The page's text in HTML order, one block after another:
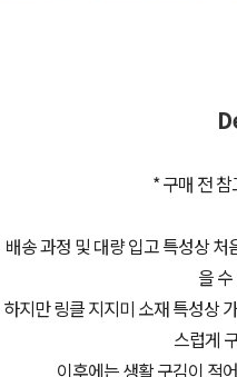
* 구매 전
배송 과정 및 대량 입고 특성상
을
하지만 링클 지지미 소재 특성상
스럽게
이후에는 생활 구김이 적